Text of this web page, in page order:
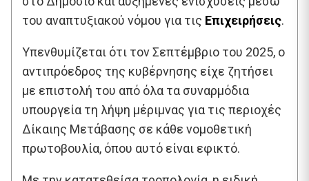
του αναπτυξιακού νόμου για τις Επιχειρήσεις.
Υπενθυμίζεται ότι τον Σεπτέμβριο του 2025, ο
αντιπρόεδρος της κυβέρνησης είχε ζητήσει
με επιστολή του από όλα τα συναρμόδια
υπουργεία τη λήψη μέριμνας για τις περιοχές
Δίκαιης Μετάβασης σε κάθε νομοθετική
πρωτοβουλία, όπου αυτό είναι εφικτό.